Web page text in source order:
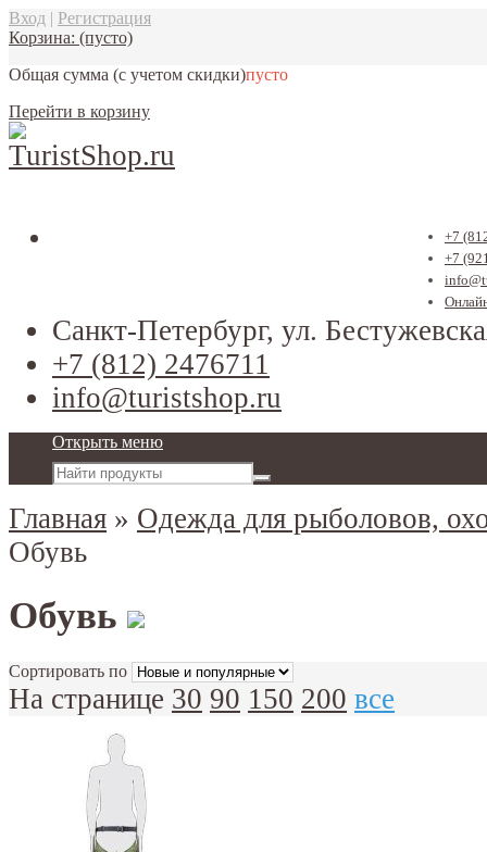
Вход | Регистрация
Корзина: (пусто)
Общая сумма (с учетом скидки)пусто
Перейти в корзину
+7
+7
Санкт-Петербург, ул.
+7 (812) 2476711
info@turistshop.ru
Открыть меню
Главная » Одежда для рыболовов,
Обувь
Обувь
Сортировать по
На странице 30 90 150 200 все